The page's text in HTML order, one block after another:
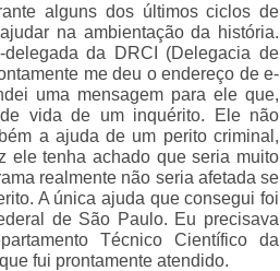
alguns dos últimos ciclos de
na ambientação da história.
da DRCI (Delegacia de
me deu o endereço de e-
uma mensagem para ele que,
vida de um inquérito. Ele não
a ajuda de um perito criminal,
ele tenha achado que seria muito
realmente não seria afetada se
A única ajuda que consegui foi
de São Paulo. Eu precisava
Técnico Científico da
fui prontamente atendido.